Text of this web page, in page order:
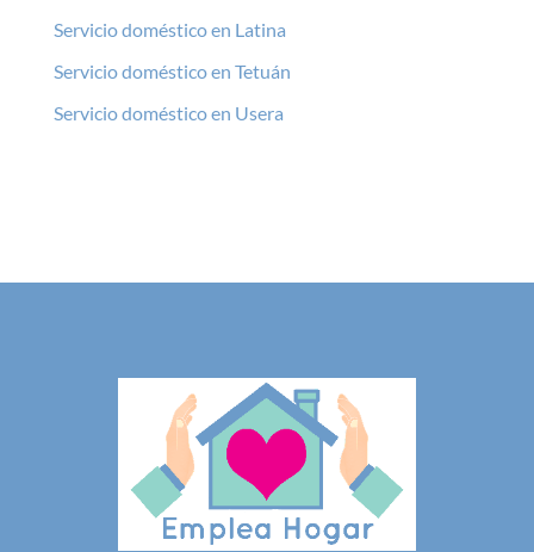
Servicio doméstico en Latina
Servicio doméstico en Tetuán
Servicio doméstico en Usera